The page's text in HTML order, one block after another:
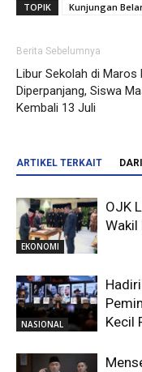
TOPIK Kunjungan
Berita Sebelumnya
Libur Sekolah di Maros
Diperpanjang, Siswa
Kembali 13 Juli
ARTIKEL TERKAIT
EKONOMI
OJK
Wakil
NASIONAL
Kecil